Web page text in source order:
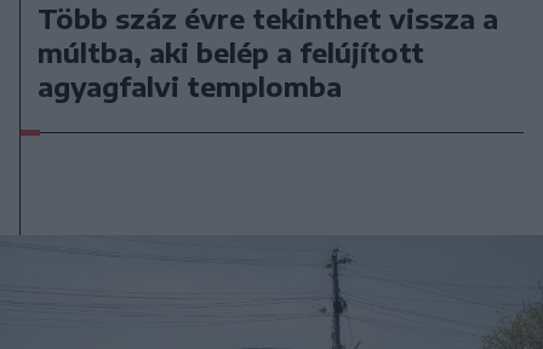
Több száz évre tekinthet vissza a
múltba, aki belép a felújított
agyagfalvi templomba